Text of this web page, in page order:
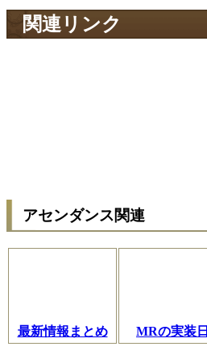
関連リンク
アセンダンス関連
最新情報まとめ MRの実装日